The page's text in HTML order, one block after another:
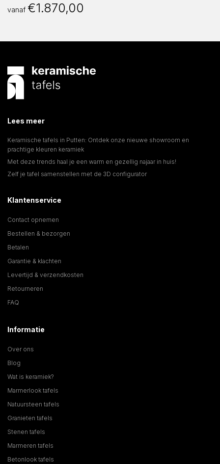
vanaf €1.870,00
Lees meer
Keramische tafels in Putten: Ontdek onze nieuwe showroom en
prachtige kleuren keramiek
Met deze trends haal je een warm en gezellig najaar in huis!
Zelf je tafel samenstellen met de 3D configurator
Klantenservice
Contact opnemen
Bestellen & bezorgen
Betalen
Garantie & klachten
Levertijd & verzendkosten
Retourneren
FAQ
Informatie
Over ons
Blog
Wat is keramiek?
Marmerlook tafels
Natuursteen tafels
Granieten tafels
Stenen tafels
Marmeren tafels
Betonlook tafels